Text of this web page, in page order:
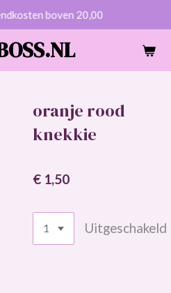
boven 20,00
oranje rood
knekkie
€ 1,50
Uitgeschakeld